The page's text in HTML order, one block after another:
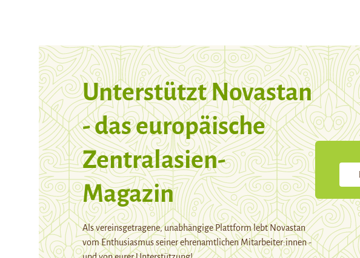
Unterstützt Novastan
- das europäische
Zentralasien-
Magazin
Als vereinsgetragene, unabhängige Plattform lebt Novastan
vom Enthusiasmus seiner ehrenamtlichen Mitarbeiter:innen -